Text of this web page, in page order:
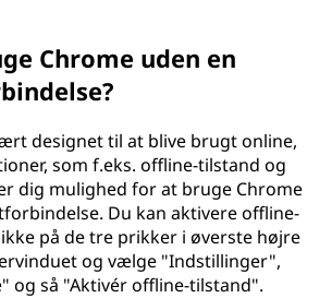
Chrome uden en
designet til at blive brugt online,
som f.eks. offline-tilstand og
dig mulighed for at bruge Chrome
Du kan aktivere offline-
på de tre prikker i øverste højre
og vælge "Indstillinger",
og så "Aktivér offline-tilstand".